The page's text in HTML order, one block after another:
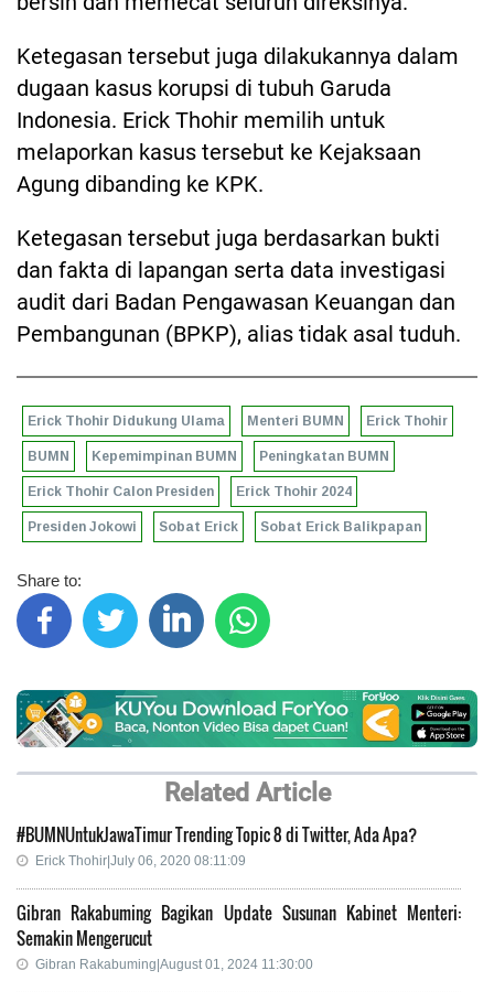
Ketegasan tersebut juga dilakukannya dalam
dugaan kasus korupsi di tubuh Garuda
Indonesia. Erick Thohir memilih untuk
melaporkan kasus tersebut ke Kejaksaan
Agung dibanding ke KPK.
Ketegasan tersebut juga berdasarkan bukti
dan fakta di lapangan serta data investigasi
audit dari Badan Pengawasan Keuangan dan
Pembangunan (BPKP), alias tidak asal tuduh.
Erick Thohir Didukung Ulama Menteri BUMN Erick Thohir
BUMN Kepemimpinan BUMN Peningkatan BUMN
Erick Thohir Calon Presiden Erick Thohir 2024
Presiden Jokowi Sobat Erick Sobat Erick Balikpapan
Share to:
Related Article
#BUMNUntukJawaTimur Trending Topic 8 di Twitter, Ada Apa?
Erick Thohir|July 06, 2020 08:11:09
Gibran Rakabuming Bagikan Update Susunan Kabinet Menteri:
Semakin Mengerucut
Gibran Rakabuming|August 01, 2024 11:30:00